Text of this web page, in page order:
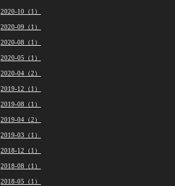
2020-10（1）
2020-09（1）
2020-08（1）
2020-05（1）
2020-04（2）
2019-12（1）
2019-08（1）
2019-04（2）
2019-03（1）
2018-12（1）
2018-08（1）
2018-05（1）